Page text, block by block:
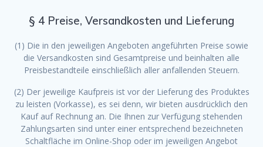
§ 4 Preise, Versandkosten und Lieferung
(1) Die in den jeweiligen Angeboten angeführten Preise sowie
die Versandkosten sind Gesamtpreise und beinhalten alle
Preisbestandteile einschließlich aller anfallenden Steuern.
(2) Der jeweilige Kaufpreis ist vor der Lieferung des Produktes
zu leisten (Vorkasse), es sei denn, wir bieten ausdrücklich den
Kauf auf Rechnung an. Die Ihnen zur Verfügung stehenden
Zahlungsarten sind unter einer entsprechend bezeichneten
Schaltfläche im Online-Shop oder im jeweiligen Angebot